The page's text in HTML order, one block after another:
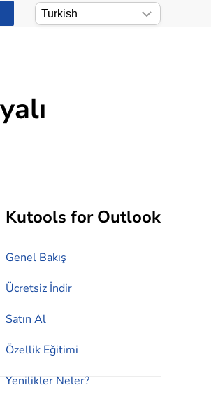
Kutools for Outlook
Genel Bakış
Ücretsiz İndir
Satın Al
Özellik Eğitimi
Yenilikler Neler?